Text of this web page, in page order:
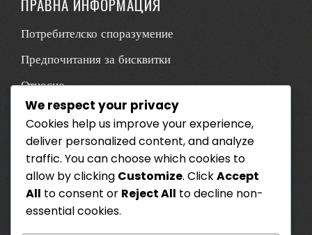
ПРАВНА ИНФОРМАЦИЯ
Потребителско споразумение
Предпочитания за бисквитки
Относно
Политика за поверителност
Контакт
КАТЕГОРИИ
Официални разпоредби
Правила на играта
We respect your privacy
Cookies help us improve your experience,
deliver personalized content, and analyze
traffic. You can choose which cookies to
allow by clicking Customize. ClickAccept
All to consent or Reject All to decline non-
essential cookies.